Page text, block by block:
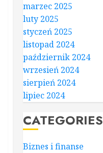
marzec 2025
luty 2025
styczeń 2025
listopad 2024
październik 2024
wrzesień 2024
sierpień 2024
lipiec 2024
CATEGORIES
Biznes i finanse